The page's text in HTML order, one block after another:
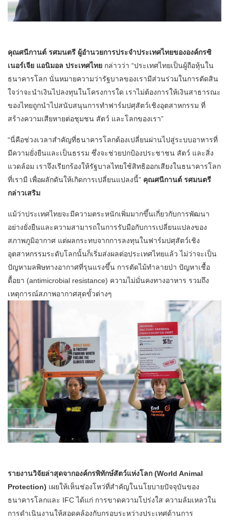
คุณศนีกานต์ รศมนตรี ผู้อำนวยการประจำประเทศไทยขององค์กรซิ
เนอร์เจีย แอนิมอล ประเทศไทย กล่าวว่า “ประเทศไทยเป็นผู้ถือหุ้นใน
ธนาคารโลก นั่นหมายความว่ารัฐบาลของเรามีส่วนร่วมในการตัดสิน
ใจว่าจะนำเงินไปลงทุนในโครงการใด เราไม่ต้องการให้เงินสาธารณะ
ของไทยถูกนำไปสนับสนุนการทำฟาร์มปศุสัตว์เชิงอุตสาหกรรม ที่
สร้างความเสียหายต่อชุมชน สัตว์ และโลกของเรา”
“นี่คือช่วงเวลาสำคัญที่ธนาคารโลกต้องเปลี่ยนผ่านไปสู่ระบบอาหารที่
มีความยั่งยืนและเป็นธรรม ซึ่งจะช่วยปกป้องประชาชน สัตว์ และสิ่ง
แวดล้อม เราจึงเรียกร้องให้รัฐบาลไทยใช้สิทธิออกเสียงในธนาคารโลก
ที่เรามี เพื่อผลักดันให้เกิดการเปลี่ยนแปลงนี้” คุณศนีกานต์ รศมนตรี
กล่าวเสริม
แม้ว่าประเทศไทยจะมีความตระหนักเพิ่มมากขึ้นเกี่ยวกับการพัฒนา
อย่างยั่งยืนและความสามารถในการรับมือกับการเปลี่ยนแปลงของ
สภาพภูมิอากาศ แต่ผลกระทบจากการลงทุนในฟาร์มปศุสัตว์เชิง
อุตสาหกรรมระดับโลกนั้นก็เริ่มส่งผลต่อประเทศไทยแล้ว ไม่ว่าจะเป็น
ปัญหามลพิษทางอากาศที่รุนแรงขึ้น การตัดไม้ทำลายป่า ปัญหาเชื้อ
ดื้อยา (antimicrobial resistance) ความไม่มั่นคงทางอาหาร รวมถึง
เหตุการณ์สภาพอากาศสุดขั้วต่างๆ
รายงานวิจัยล่าสุดจากองค์กรพิทักษ์สัตว์แห่งโลก (World Animal
Protection) เผยให้เห็นช่องโหว่ที่สำคัญในนโยบายปัจจุบันของ
ธนาคารโลกและ IFC ได้แก่ การขาดความโปร่งใส ความล้มเหลวใน
การดำเนินงานให้สอดคล้องกับกรอบระหว่างประเทศด้านการ